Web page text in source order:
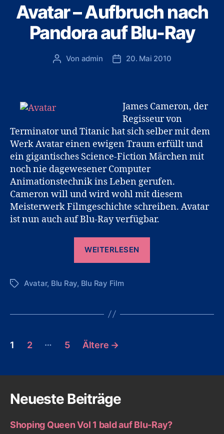
Avatar – Aufbruch nach
Pandora auf Blu-Ray
Beitragsautor
Von admin Veröffentlichungsdatum
20. Mai 2010
James Cameron, der
Regisseur von
Terminator und Titanic hat sich selber mit dem
Werk Avatar einen ewigen Traum erfüllt und
ein gigantisches Science-Fiction Märchen mit
noch nie dagewesener Computer
Animationstechnik ins Leben gerufen.
Cameron will und wird wohl mit diesem
Meisterwerk Filmgeschichte schreiben. Avatar
ist nun auch auf Blu-Ray verfügbar.
WEITERLESEN
Schlagwörter
Avatar, Blu Ray, Blu Ray Film
Seitennummerierung
Beiträge
1 2 … 5 Ältere →
Neueste Beiträge
Shoping Queen Vol 1 bald auf Blu-Ray?